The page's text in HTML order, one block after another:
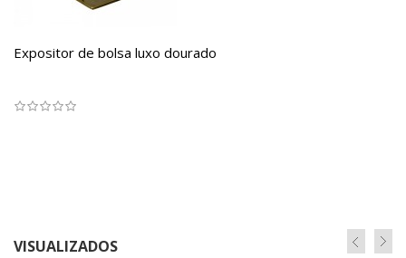
Expositor de bolsa luxo dourado
VISUALIZADOS